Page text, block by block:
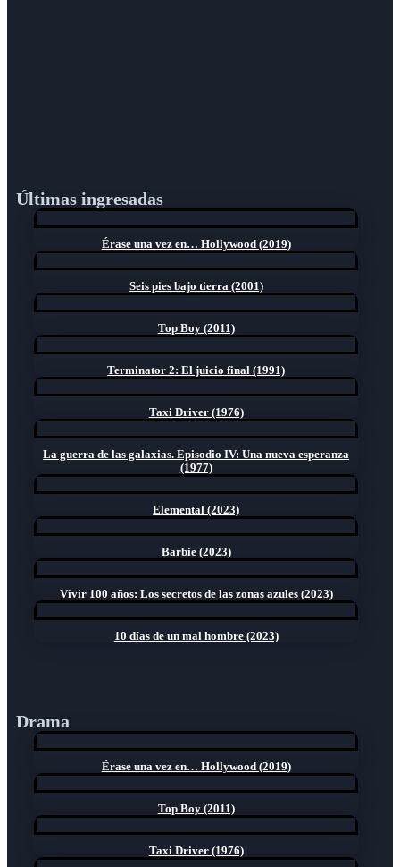
Últimas ingresadas
Érase una vez en… Hollywood (2019)
Seis pies bajo tierra (2001)
Top Boy (2011)
Terminator 2: El juicio final (1991)
Taxi Driver (1976)
La guerra de las galaxias. Episodio IV: Una nueva esperanza
(1977)
Elemental (2023)
Barbie (2023)
Vivir 100 años: Los secretos de las zonas azules (2023)
10 días de un mal hombre (2023)
Drama
Érase una vez en… Hollywood (2019)
Top Boy (2011)
Taxi Driver (1976)